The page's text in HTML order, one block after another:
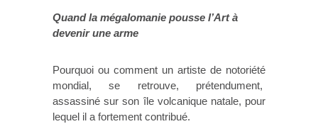
Quand la mégalomanie pousse l’Art à
devenir une arme
Pourquoi ou comment un artiste de notoriété
mondial, se retrouve, prétendument,
assassiné sur son île volcanique natale, pour
lequel il a fortement contribué.